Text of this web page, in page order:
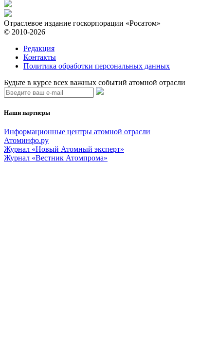
Отраслевое издание госкорпорации «Росатом»
© 2010-2026
Редакция
Контакты
Политика обработки персональных данных
Будьте в курсе всех важных событий атомной отрасли
Наши партнеры
Информационные центры атомной отрасли
Атоминфо.ру
Журнал «Новый Атомный эксперт»
Журнал «Вестник Атомпрома»